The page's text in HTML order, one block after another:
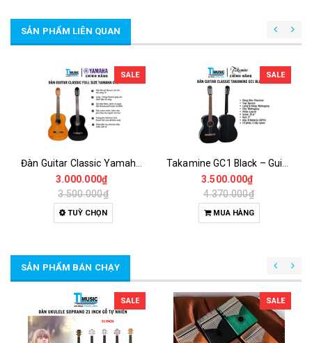
SẢN PHẨM LIÊN QUAN
SALE
3.000.000₫
3.500.000₫
TUỲ CHỌN
SALE
3.500.000₫
4.370.000₫
MUA HÀNG
SẢN PHẨM BÁN CHẠY
SALE SALE